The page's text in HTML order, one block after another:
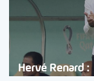
Hervé Renard